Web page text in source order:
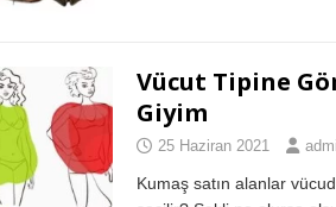
Vücut Tipine
Giyim
25 Haziran 2021
Kumaş satın alanlar